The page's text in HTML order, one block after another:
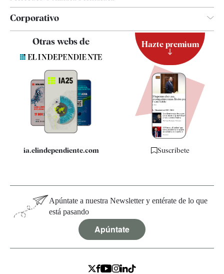
Corporativo
Quiénes somos
Especificaciones
Otras webs de
ia.elindependiente.com
Hazte premium
Suscríbete
Apúntate a nuestra Newsletter y entérate de lo que
está pasando
Apúntate